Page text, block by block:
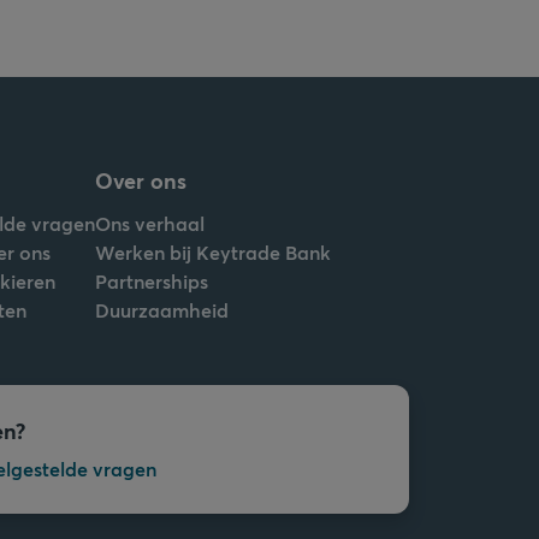
vragen
ons
Over ons
Ons verhaal
Werken bij Keytrade Bank
Partnerships
Duurzaamheid
vragen